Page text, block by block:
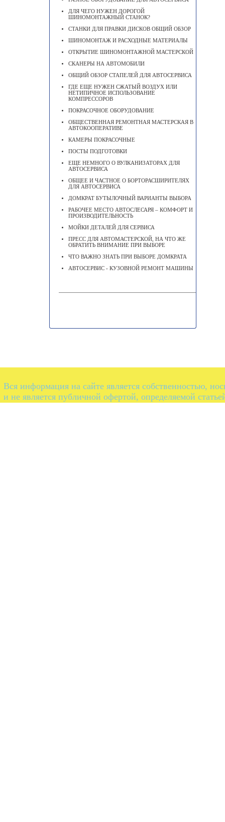
ДЛЯ ЧЕГО НУЖЕН ДОРОГОЙ
ШИНОМОНТАЖНЫЙ СТАНОК?
СТАНКИ ДЛЯ ПРАВКИ ДИСКОВ ОБЩИЙ ОБЗОР
ШИНОМОНТАЖ И РАСХОДНЫЕ МАТЕРИАЛЫ
ОТКРЫТИЕ ШИНОМОНТАЖНОЙ МАСТЕРСКОЙ
СКАНЕРЫ НА АВТОМОБИЛИ
ОБЩИЙ ОБЗОР СТАПЕЛЕЙ ДЛЯ АВТОСЕРВИСА
ГДЕ ЕЩЕ НУЖЕН СЖАТЫЙ ВОЗДУХ ИЛИ
НЕТИПИЧНОЕ ИСПОЛЬЗОВАНИЕ
КОМПРЕССОРОВ
ПОКРАСОЧНОЕ ОБОРУДОВАНИЕ
ОБЩЕСТВЕННАЯ РЕМОНТНАЯ МАСТЕРСКАЯ В
АВТОКООПЕРАТИВЕ
КАМЕРЫ ПОКРАСОЧНЫЕ
ПОСТЫ ПОДГОТОВКИ
ЕЩЕ НЕМНОГО О ВУЛКАНИЗАТОРАХ ДЛЯ
АВТОСЕРВИСА
ОБЩЕЕ И ЧАСТНОЕ О БОРТОРАСШИРИТЕЛЯХ
ДЛЯ АВТОСЕРВИСА
ДОМКРАТ БУТЫЛОЧНЫЙ ВАРИАНТЫ ВЫБОРА
РАБОЧЕЕ МЕСТО АВТОСЛЕСАРЯ – КОМФОРТ И
ПРОИЗВОДИТЕЛЬНОСТЬ
МОЙКИ ДЕТАЛЕЙ ДЛЯ СЕРВИСА
ПРЕСС ДЛЯ АВТОМАСТЕРСКОЙ, НА ЧТО ЖЕ
ОБРАТИТЬ ВНИМАНИЕ ПРИ ВЫБОРЕ
ЧТО ВАЖНО ЗНАТЬ ПРИ ВЫБОРЕ ДОМКРАТА
АВТОСЕРВИС - КУЗОВНОЙ РЕМОНТ МАШИНЫ
Вся информация на сайте является собственностью,
и не является публичной офертой, определяемой